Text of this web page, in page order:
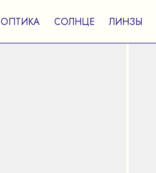
ОПТИКА СОЛНЦЕ ЛИНЗЫ